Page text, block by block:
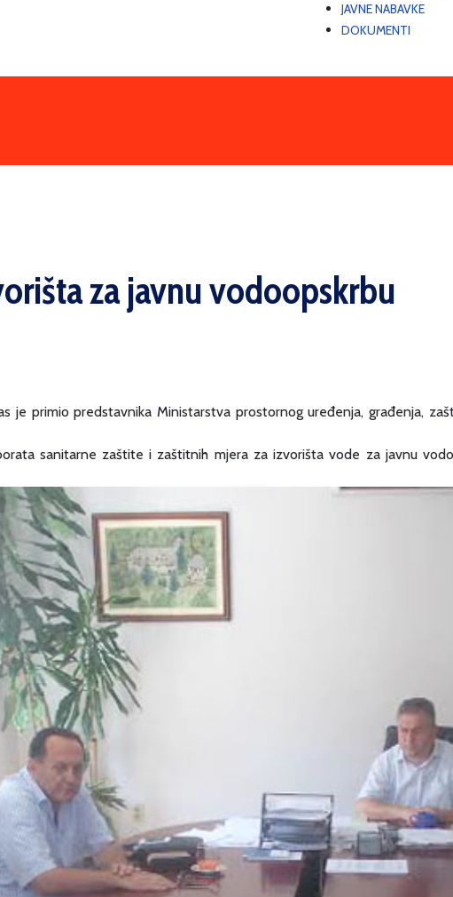
JAVNE NABAVKE
DOKUMENTI
za javnu vodoopskrbu
je primio predstavnika Ministarstva prostornog uređenja, građenja,
sanitarne zaštite i zaštitnih mjera za izvorišta vode za javnu